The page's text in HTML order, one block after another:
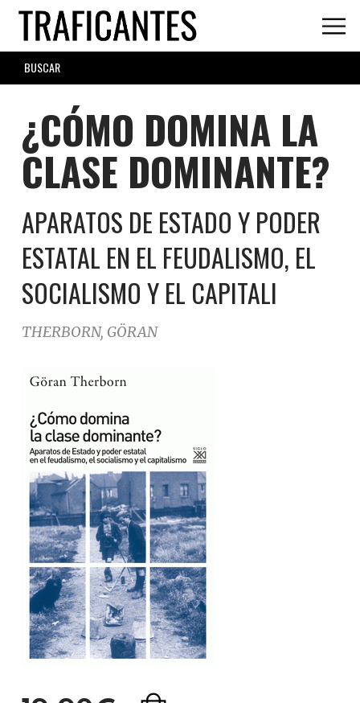
Skip
main
content
SEARCH
FORM
¿CÓMO DOMINA LA
CLASE DOMINANTE?
APARATOS DE ESTADO Y PODER
ESTATAL EN EL FEUDALISMO, EL
SOCIALISMO Y EL CAPITALI
THERBORN, GÖRAN